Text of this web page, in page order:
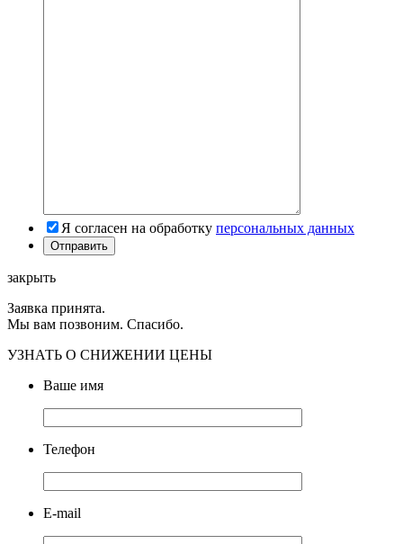
Я согласен на обработку персональных данных
закрыть
Заявка принята.
Мы вам позвоним. Спасибо.
УЗНАТЬ О СНИЖЕНИИ ЦЕНЫ
Ваше имя
Телефон
E-mail